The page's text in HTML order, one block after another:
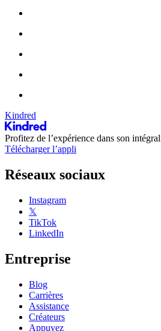
Kindred
Profitez de l’expérience dans son
Télécharger l’appli
Réseaux sociaux
Instagram
𝕏
TikTok
LinkedIn
Entreprise
Blog
Carrières
Assistance
Créateurs
Appuyez